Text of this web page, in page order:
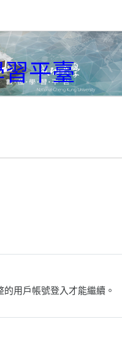
平臺
用戶帳號登入才能繼續。